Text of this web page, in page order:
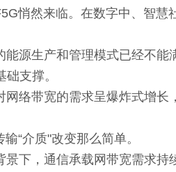
然来临。在数字中、智慧
生产和管理模式已经不能
支撑。
带宽的需求呈爆炸式增长
“介质"改变那么简单。
，通信承载网带宽需求持